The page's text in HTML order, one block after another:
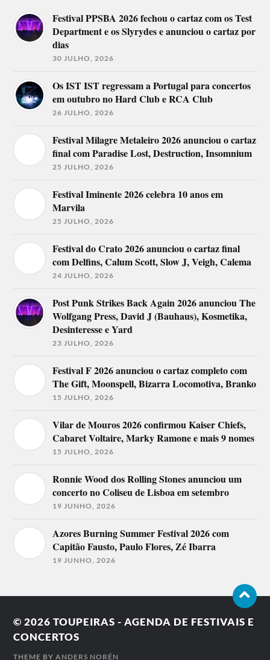
Festival PPSBA 2026 fechou o cartaz com os Test
Department e os Slyrydes e anunciou o cartaz por
dias
30 JULHO, 2026
Os IST IST regressam a Portugal para concertos
em outubro no Hard Club e RCA Club
26 JULHO, 2026
Festival Milagre Metaleiro 2026 anunciou o cartaz
final com Paradise Lost, Destruction, Insomnium
25 JULHO, 2026
Festival Iminente 2026 celebra 10 anos em
Marvila
25 JULHO, 2026
Festival do Crato 2026 anunciou o cartaz final
com Delfins, Calum Scott, Slow J, Veigh, Calema
24 JULHO, 2026
Post Punk Strikes Back Again 2026 anunciou The
Wolfgang Press, David J (Bauhaus), Kosmetika,
Desinteresse e Yard
23 JULHO, 2026
Festival F 2026 anunciou o cartaz completo com
The Gift, Moonspell, Bizarra Locomotiva, Branko
15 JULHO, 2026
Vilar de Mouros 2026 confirmou Kaiser Chiefs,
Cabaret Voltaire, Marky Ramone e mais 9 nomes
15 JULHO, 2026
Ronnie Wood dos Rolling Stones anunciou um
concerto no Coliseu de Lisboa em setembro
19 JUNHO, 2026
Azores Burning Summer Festival 2026 com
Capitão Fausto, Paulo Flores, Zé Ibarra
19 JUNHO, 2026
© 2026TOUPEIRAS - AGENDA DE FESTIVAIS E
CONCERTOS
THEME BYANDERS NORÉN